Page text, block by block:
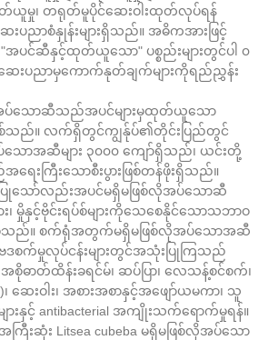
ယူမှု၊ တရုတ်မူပိုင်ဆေးဝါးထုတ်လုပ်ရန်
ေးပညာစံနှုန်းများရှိသည်။ အဓိကအားဖြင့်
"အပင်ဆီနှင့်ထုတ်ယူသော" ပစ္စည်းများတွင်ပါ ၀
းပညာမှကောက်နုတ်ချက်များကိုရည်ညွှန်း
ပ်သောဆီသည်အပင်များမှထုတ်ယူသော
စ်သည်။ လက်ရှိတွင်ကျွန်ုပ်၏တိုင်းပြည်တွင်
ောအဆီများ ၃၀၀၀ ကျော်ရှိသည်၊ ယင်းတို့
ေးကြီးသောစီးပွားဖြစ်တန်ဖိုးရှိသည်။
ြုသော်လည်းအပင်မရှိမဖြစ်လိုအပ်သောဆီ
မှိုနှင့်ဗိုင်းရပ်စ်များကိုသေစေနိုင်သောသဘာဝ
စ်သည်။ စက်ရုံအတွက်မရှိမဖြစ်လိုအပ်သောအဆီ
ေဒစက်မှုလုပ်ငန်းများတွင်အသုံးပြုကြသည်
စိုဓာတ်ထိန်းခရင်မ်၊ ဆပ်ပြာ၊ လေသန့်စင်စက်၊
ေးဝါး၊ အစားအစာနှင့်အဖျော်ယမကာ၊ သူ
းနှင့် antibacterial အကျိုးသက်ရောက်မှုရန်။
းဆုံး Litsea cubeba မရှိမဖြစ်လိုအပ်သော